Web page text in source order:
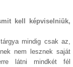
kell képviselniük,
mindig csak az,
nem lesznek saját
látni mindkét fél